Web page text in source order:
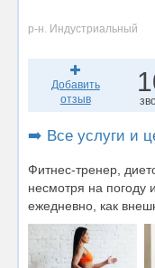
р-н. Индустриальный
Добавить
отзыв
➡️ Все услуги и
Фитнес-тренер,
несмотря на погоду
ежедневно, как